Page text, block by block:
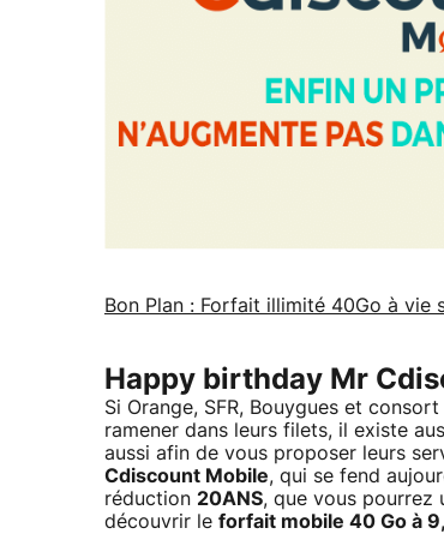
Bon Plan : Forfait illimité 40Go à vie
Happy birthday Mr
Si Orange, SFR, Bouygues et
ramener dans leurs filets, il existe
aussi afin de vous proposer leurs
Cdiscount Mobile, qui se fend
réduction 20ANS, que vous pourrez
découvrir le forfait mobile 40 Go à